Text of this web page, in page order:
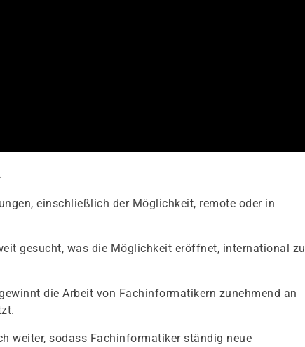
einschließlich der Möglichkeit, remote oder in
gesucht, was die Möglichkeit eröffnet, international zu
die Arbeit von Fachinformatikern zunehmend an
weiter, sodass Fachinformatiker ständig neue